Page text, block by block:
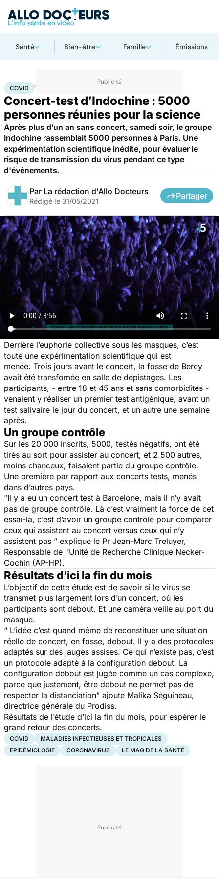
Santé Bien-être Famille Émissions
Accueil Santé Maladies infectieuses
COVID
Concert-test d’Indochine : 5000
personnes réunies pour la science
Après plus d’un an sans concert, samedi soir, le groupe
Indochine rassemblait 5000 personnes à Paris. Une
expérimentation scientifique inédite, pour évaluer le
risque de transmission du virus pendant ce type
d'événements.
Par La rédaction d'Allo Docteurs
Rédigé le 31/05/2021
Partager
Derrière l’euphorie collective sous les masques, c’est
toute une expérimentation scientifique qui est
menée. Trois jours avant le concert, la fosse de Bercy
avait été transfomée en salle de dépistages. Les
participants, - entre 18 et 45 ans et sans comorbidités -
venaient y réaliser un premier test antigénique, avant un
test salivaire le jour du concert, et un autre une semaine
après.
Un groupe contrôle
Sur les 20 000 inscrits, 5000, testés négatifs, ont été
tirés au sort pour assister au concert, et 2 500 autres,
moins chanceux, faisaient partie du groupe contrôle.
Une première par rapport aux concerts tests, menés
dans d’autres pays.
"Il y a eu un concert test à Barcelone, mais il n’y avait
pas de groupe contrôle. Là c’est vraiment la force de cet
essai-là, c’est d’avoir un groupe contrôle pour comparer
ceux qui assistent au concert versus ceux qui n’y
assistent pas ” explique le Pr Jean-Marc Treluyer,
Responsable de l’Unité de Recherche Clinique Necker-
Cochin (AP-HP).
Résultats d’ici la fin du mois
L’objectif de cette étude est de savoir si le virus se
transmet plus largement lors d’un concert, où les
participants sont debout. Et une caméra veille au port du
masque.
“ L’idée c’est quand même de reconstituer une situation
réelle de concert, en fosse, debout. Il y a des protocoles
adaptés sur des jauges assises. Ce qui n’existe pas, c’est
un protocole adapté à la configuration debout. La
configuration debout est jugée comme un cas complexe,
parce que justement, être debout ne permet pas de
respecter la distanciation” ajoute Malika Séguineau,
directrice générale du Prodiss.
Résultats de l’étude d’ici la fin du mois, pour espérer le
grand retour des concerts.
COVID
MALADIES INFECTIEUSES ET TROPICALES
EPIDÉMIOLOGIE
CORONAVIRUS LE MAG DE LA SANTÉ